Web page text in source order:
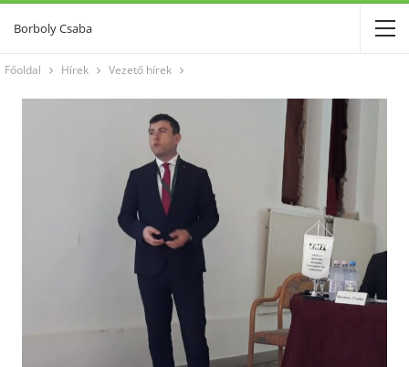
Borboly Csaba
Főoldal Hírek Vezető hírek